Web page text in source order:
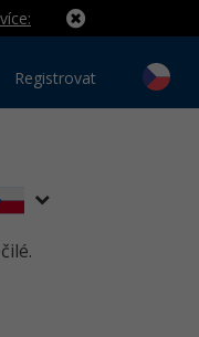
Registrovat